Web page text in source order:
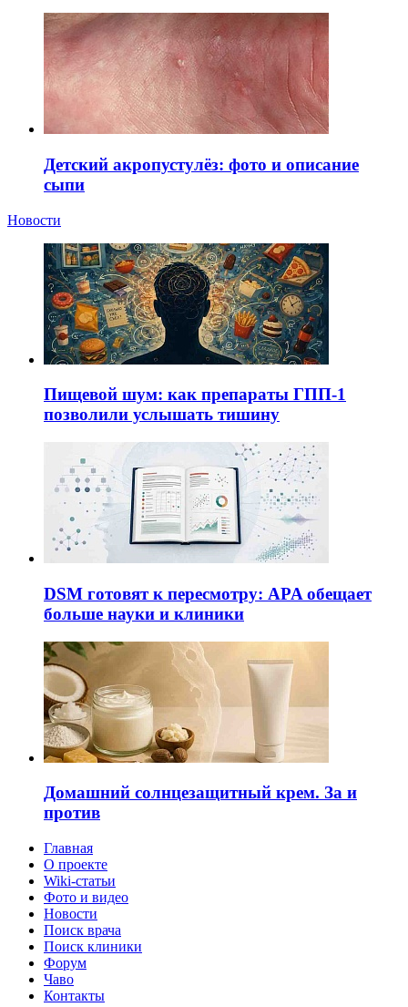
Детский акропустулёз: фото и описание
сыпи
Новости
Пищевой шум: как препараты ГПП-1
позволили услышать тишину
DSM готовят к пересмотру: APA обещает
больше науки и клиники
Домашний солнцезащитный крем. За и
против
Главная
О проекте
Wiki-статьи
Фото и видео
Новости
Поиск врача
Поиск клиники
Форум
Чаво
Контакты